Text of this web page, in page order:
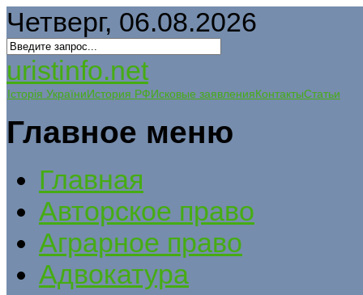
Четверг, 06.08.2026
uristinfo.net
Історія УкраїниИстория РФИсковые заявленияКонтактыСтатьи
Главное меню
Главная
Авторское право
Аграрное право
Адвокатура